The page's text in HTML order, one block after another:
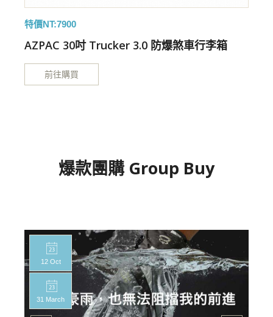
特價NT:7900
AZPAC 30吋 Trucker 3.0 防爆煞車行李箱
前往購買
爆款團購 Group Buy
12 Oct
31 March